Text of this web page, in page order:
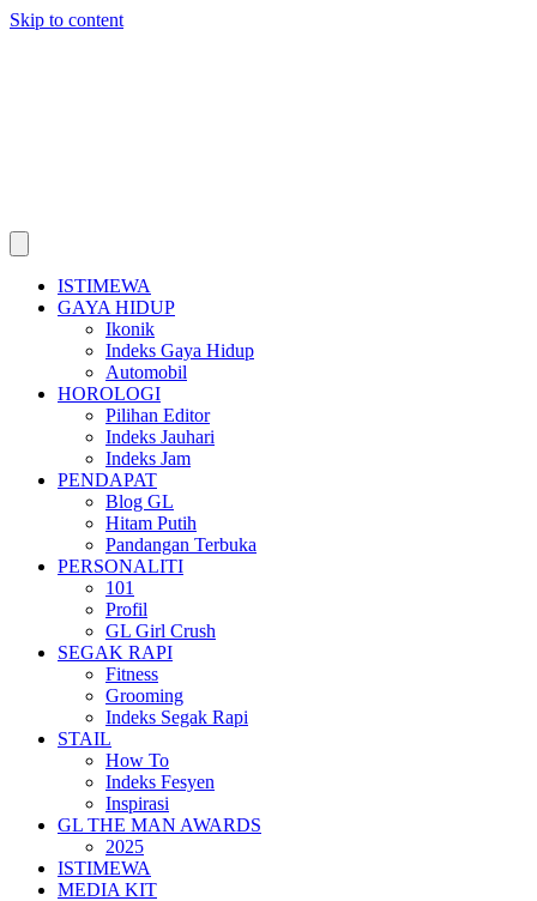
Skip to content
ISTIMEWA
GAYA HIDUP
Ikonik
Indeks Gaya Hidup
Automobil
HOROLOGI
Pilihan Editor
Indeks Jauhari
Indeks Jam
PENDAPAT
Blog GL
Hitam Putih
Pandangan Terbuka
PERSONALITI
101
Profil
GL Girl Crush
SEGAK RAPI
Fitness
Grooming
Indeks Segak Rapi
STAIL
How To
Indeks Fesyen
Inspirasi
GL THE MAN AWARDS
2025
ISTIMEWA
MEDIA KIT